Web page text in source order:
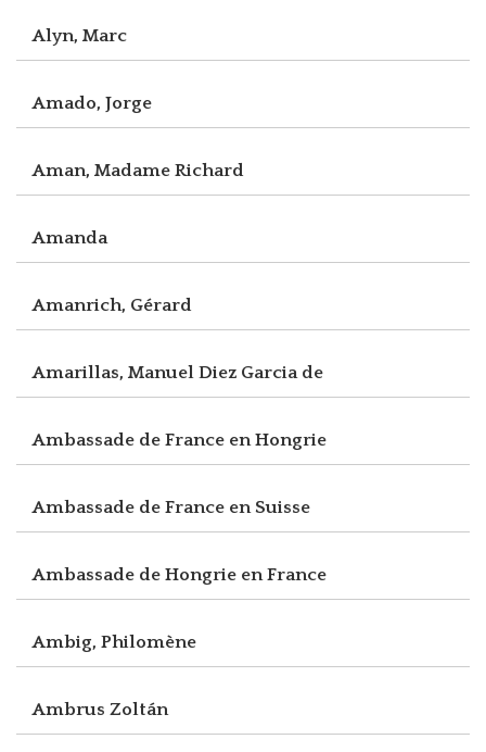
Alyn, Marc
Amado, Jorge
Aman, Madame Richard
Amanda
Amanrich, Gérard
Amarillas, Manuel Diez Garcia de
Ambassade de France en Hongrie
Ambassade de France en Suisse
Ambassade de Hongrie en France
Ambig, Philomène
Ambrus Zoltán